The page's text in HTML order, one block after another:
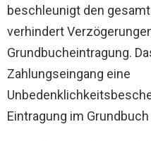
beschleunigt den
verhindert
Grundbucheintragung.
Zahlungseingang eine
Eintragung im